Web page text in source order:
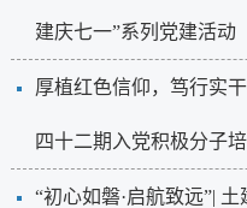
建庆七一”系列党建活动
厚植红色信仰，笃行实
四十二期入党积极分子
“初心如磐·启航致远”|